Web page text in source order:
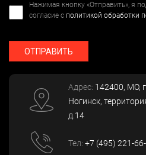
Нажимая кнопку «Отправить», я
согласие с политикой обработки
ОТПРАВИТЬ
Адрес: 142400, МО,
Ногинск,
д.14
Тел: +7 (495) 221-